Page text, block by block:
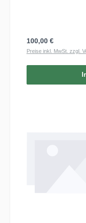
Regulärer Preis:
100,00 €
Preise inkl. MwSt. zzgl.